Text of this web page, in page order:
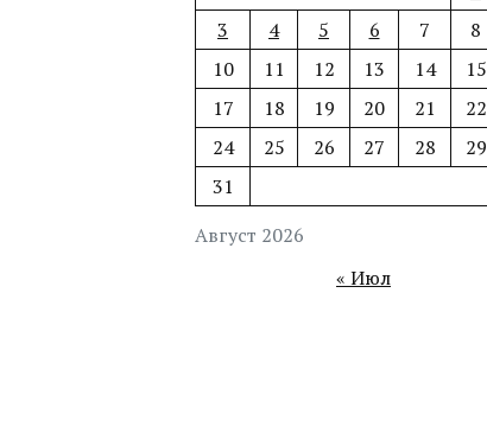
Август 2026
3
4 5 6 7 8
10
11 12 13 14 15
17
18 19 20 21 22
24
25 26 27 28 29
31
« Июл